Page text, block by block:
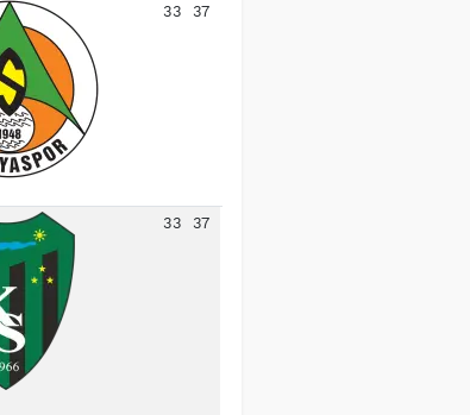
33 37
33 37